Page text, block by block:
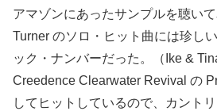
アマゾンにあったサンプルを聴い
Turner のソロ・ヒット曲には珍し
ック・ナンバーだった。（Ike &
Creedence Clearwater Revival の
してヒットしているので、カント